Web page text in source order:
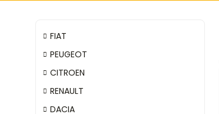
FIAT
PEUGEOT
CITROEN
RENAULT
DACIA